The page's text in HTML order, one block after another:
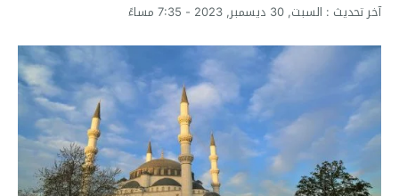
آخر تحديث : السبت, 30 ديسمبر, 2023 - 7:35 مساءً